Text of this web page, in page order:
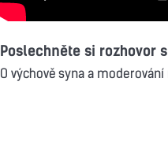
Poslechněte si rozhovor
O výchově syna a